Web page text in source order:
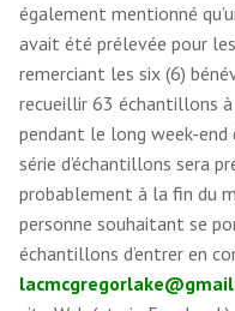
également mentionné
avait été prélevée pour
remerciant les six (6)
recueillir 63 échantillons
pendant le long week-end
série d’échantillons sera
probablement à la fin du
personne souhaitant se
échantillons d’entrer en